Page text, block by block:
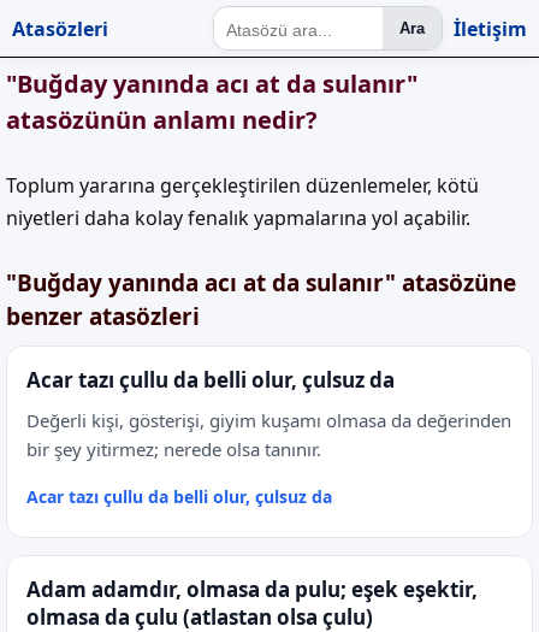
Atasözleri Ara İletişim
"Buğday yanında acı at da sulanır"
atasözünün anlamı nedir?
Toplum yararına gerçekleştirilen düzenlemeler, kötü
niyetleri daha kolay fenalık yapmalarına yol açabilir.
"Buğday yanında acı at da sulanır" atasözüne
benzer atasözleri
Acar tazı çullu da belli olur, çulsuz da
Değerli kişi, gösterişi, giyim kuşamı olmasa da değerinden
bir şey yitirmez; nerede olsa tanınır.
Acar tazı çullu da belli olur, çulsuz da
Adam adamdır, olmasa da pulu; eşek eşektir,
olmasa da çulu (atlastan olsa çulu)